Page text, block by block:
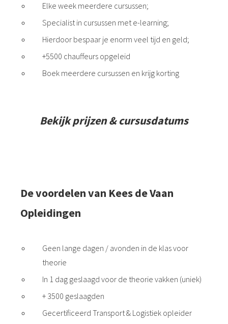
Elke week meerdere cursussen;
Specialist in cursussen met e-learning;
Hierdoor bespaar je enorm veel tijd en geld;
+5500 chauffeurs opgeleid
Boek meerdere cursussen en krijg korting
Bekijk prijzen & cursusdatums
De voordelen van Kees de Vaan
Opleidingen
Geen lange dagen / avonden in de klas voor
theorie
In 1 dag geslaagd voor de theorie vakken (uniek)
+ 3500 geslaagden
Gecertificeerd Transport & Logistiek opleider